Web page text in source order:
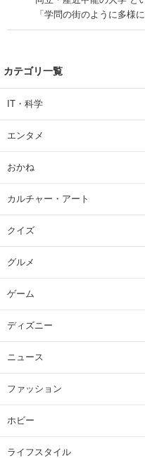
「学問の街のように多様
| 大学 ねとらぼリサーチ
カテゴリ一覧
IT・科学
エンタメ
おかね
カルチャー・アート
クイズ
グルメ
ゲーム
ディズニー
ニュース
ファッション
ホビー
ライフスタイル